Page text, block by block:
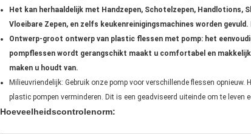
Het kan herhaaldelijk met Handzepen, Schotelzepen, Handlotions,
Vloeibare Zepen, en zelfs keukenreinigingsmachines worden
Ontwerp-groot ontwerp van plastic flessen met pomp: het
pompflessen wordt gerangschikt maakt u comfortabel en
maken u houdt van.
Milieuvriendelijk: Gebruik onze pomp voor verschillende flessen
plastic pompen verminderen. Dit is een geadviseerd uiteinde om te leven
Hoeveelheidscontrolenorm: